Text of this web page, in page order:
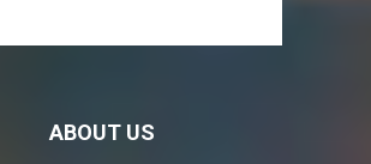
ABOUT US